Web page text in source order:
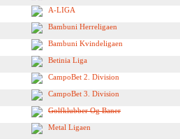
A-LIGA
Bambuni Herreligaen
Bambuni Kvindeligaen
Betinia Liga
CampoBet 2. Division
CampoBet 3. Division
Golfklubber Og Baner
Metal Ligaen